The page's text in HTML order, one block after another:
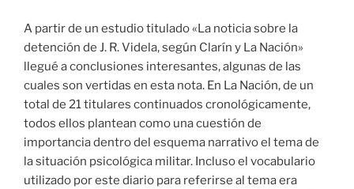
A partir de un estudio titulado «La noticia sobre la
detención de J. R. Videla, según Clarín y La Nación»
llegué a conclusiones interesantes, algunas de las
cuales son vertidas en esta nota. En La Nación, de un
total de 21 titulares continuados cronológicamente,
todos ellos plantean como una cuestión de
importancia dentro del esquema narrativo el tema de
la situación psicológica militar. Incluso el vocabulario
utilizado por este diario para referirse al tema era